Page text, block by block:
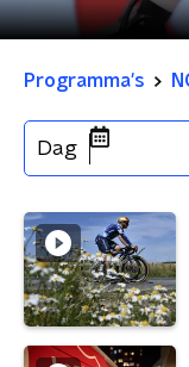
Programma's
Dag